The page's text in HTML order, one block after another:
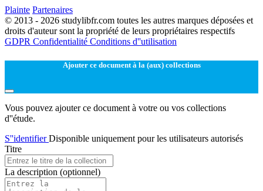
Plainte Partenaires
© 2013 - 2026 studylibfr.com toutes les autres marques déposées et
droits d'auteur sont la propriété de leurs propriétaires respectifs
GDPR Confidentialité Conditions d''utilisation
Ajouter ce document à la (aux) collections
Vous pouvez ajouter ce document à votre ou vos collections
d''étude.
S''identifierDisponible uniquement pour les utilisateurs autorisés
Titre
La description (optionnel)